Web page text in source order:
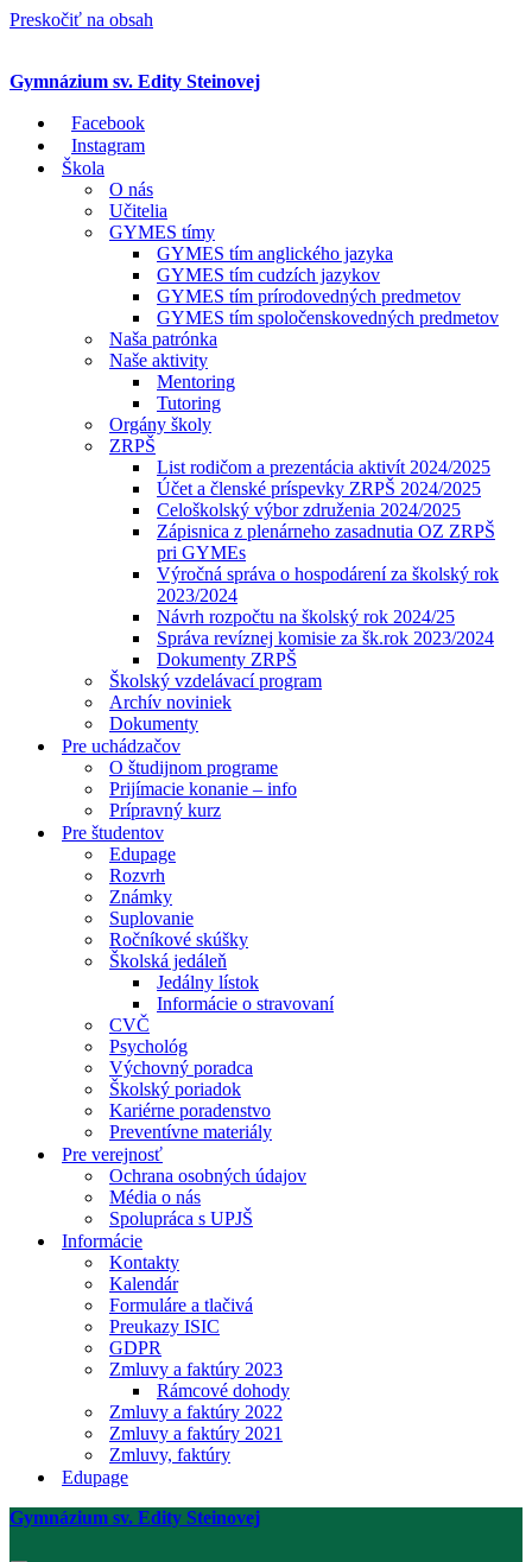
Preskočiť na obsah
Gymnázium sv. Edity Steinovej
Facebook
Instagram
Škola
O nás
Učitelia
GYMES tímy
GYMES tím anglického jazyka
GYMES tím cudzích jazykov
GYMES tím prírodovedných predmetov
GYMES tím spoločenskovedných predmetov
Naša patrónka
Naše aktivity
Mentoring
Tutoring
Orgány školy
ZRPŠ
List rodičom a prezentácia aktivít 2024/2025
Účet a členské príspevky ZRPŠ 2024/2025
Celoškolský výbor združenia 2024/2025
Zápisnica z plenárneho zasadnutia OZ ZRPŠ
pri GYMEs
Výročná správa o hospodárení za školský rok
2023/2024
Návrh rozpočtu na školský rok 2024/25
Správa revíznej komisie za šk.rok 2023/2024
Dokumenty ZRPŠ
Školský vzdelávací program
Archív noviniek
Dokumenty
Pre uchádzačov
O študijnom programe
Prijímacie konanie – info
Prípravný kurz
Pre študentov
Edupage
Rozvrh
Známky
Suplovanie
Ročníkové skúšky
Školská jedáleň
Jedálny lístok
Informácie o stravovaní
CVČ
Psychológ
Výchovný poradca
Školský poriadok
Kariérne poradenstvo
Preventívne materiály
Pre verejnosť
Ochrana osobných údajov
Média o nás
Spolupráca s UPJŠ
Informácie
Kontakty
Kalendár
Formuláre a tlačivá
Preukazy ISIC
GDPR
Zmluvy a faktúry 2023
Rámcové dohody
Zmluvy a faktúry 2022
Zmluvy a faktúry 2021
Zmluvy, faktúry
Edupage
Gymnázium sv. Edity Steinovej